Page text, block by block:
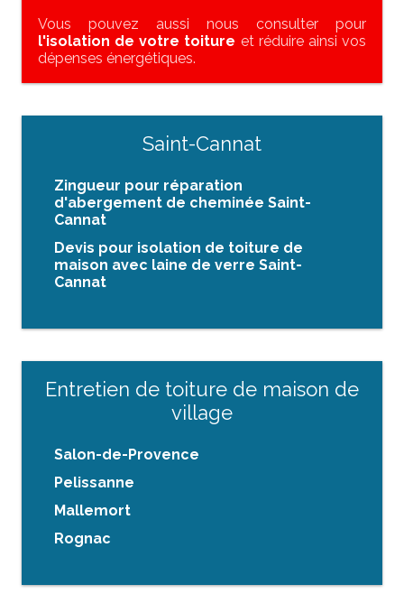
Vous pouvez aussi nous consulter pour
l'isolation de votre toiture et réduire ainsi vos
dépenses énergétiques.
Saint-Cannat
Zingueur pour réparation
d'abergement de cheminée Saint-
Cannat
Devis pour isolation de toiture de
maison avec laine de verre Saint-
Cannat
Entretien de toiture de maison de
village
Salon-de-Provence
Pelissanne
Mallemort
Rognac